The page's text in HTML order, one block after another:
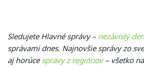
Sledujete Hlavné správy – nezávislý
správami dnes. Najnovšie správy zo
aj horúce správy z regiónov– všetko